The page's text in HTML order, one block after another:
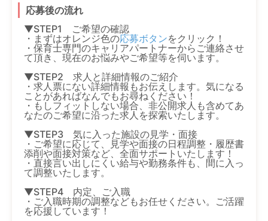
応募後の流れ
▼STEP1 ご希望の確認
・まずはオレンジ色の応募ボタンをクリック！
・保育士専門のキャリアパートナーからご連絡させ
て頂き、現在のお悩みやご希望等を伺います。
▼STEP2 求人と詳細情報のご紹介
・求人票にない詳細情報もお伝えします。気になる
ことがあればなんでもお尋ねください！
・もしフィットしない場合、非公開求人も含めてあ
なたのご希望に沿った求人を探索いたします。
▼STEP3 気に入った施設の見学・面接
・ご希望に応じて、見学や面接の日程調整・履歴書
添削や面接対策など、全面サポートいたします！
・直接言い出しにくい給与や勤務条件も、間に入っ
て調整いたします。
▼STEP4 内定、ご入職
・ご入職時期の調整などもお任せください。ご活躍
を応援しています！